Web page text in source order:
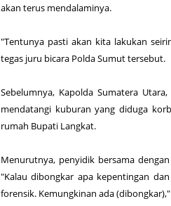
akan terus mendalaminya.
"Tentunya pasti akan kita lakukan
tegas juru bicara Polda Sumut tersebut.
Sebelumnya, Kapolda Sumatera
mendatangi kuburan yang diduga
rumah Bupati Langkat.
Menurutnya, penyidik bersama
"Kalau dibongkar apa kepentingan
forensik. Kemungkinan ada